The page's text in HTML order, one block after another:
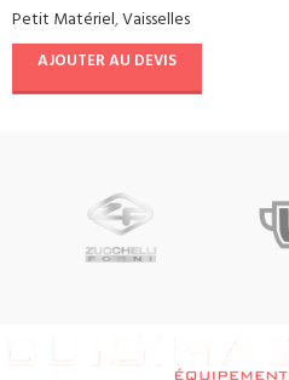
Petit Matériel,Vaisselles
AJOUTER AU DEVIS